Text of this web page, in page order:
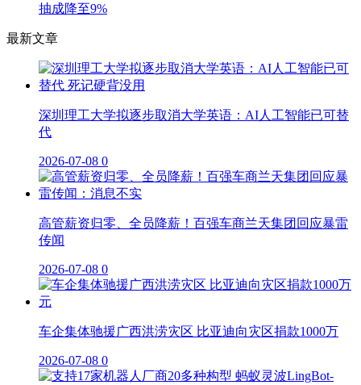
抽成降至9%
最新文章
深圳理工大学拟逐步取消大学英语：AI人工智能已可替
代
2026-07-08 0
高管薪资归零、全员降薪！百强车商兰天集团回应暴雷
传闻
2026-07-08 0
车企集体驰援广西洪涝灾区 比亚迪向灾区捐款1000万
2026-07-08 0